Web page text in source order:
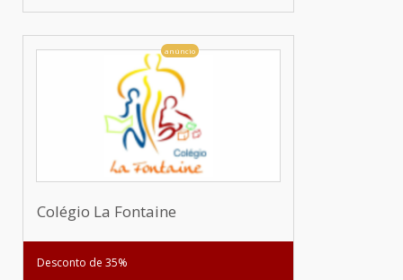
anúncio
Colégio La Fontaine
Desconto de 35%